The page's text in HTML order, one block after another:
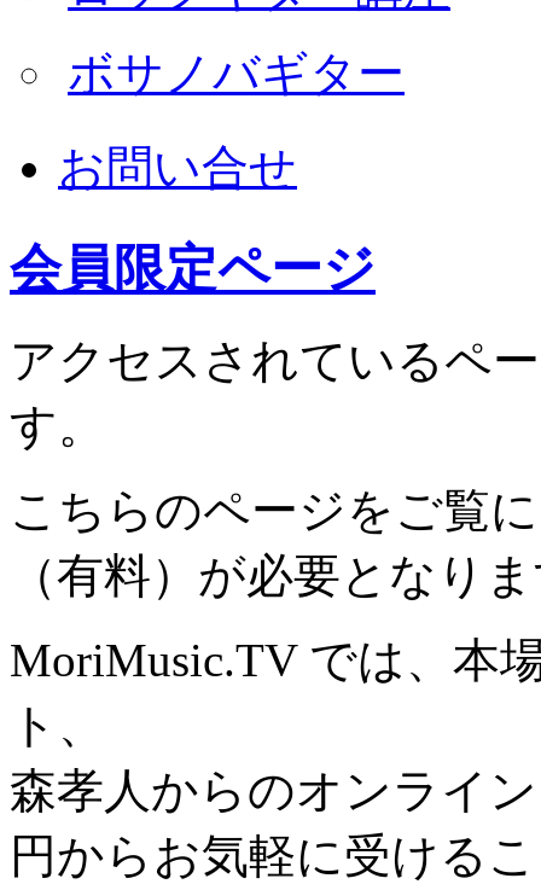
ボサノバギター
お問い合せ
会員限定ページ
アクセスされているペ
す。
こちらのページをご覧
（有料）が必要となり
MoriMusic.TV では、本
ト、
森孝人からのオンライ
円からお気軽に受ける